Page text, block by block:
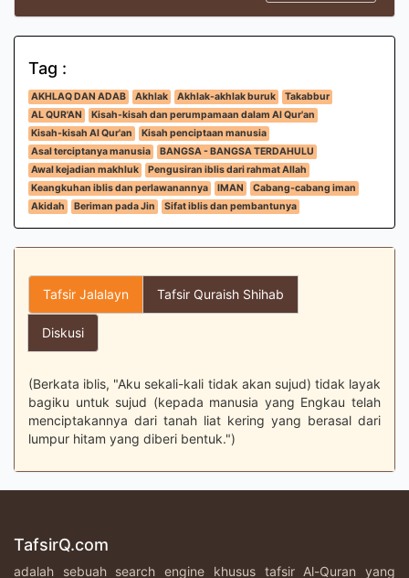
Tag :
AKHLAQ DAN ADAB Akhlak Akhlak-akhlak buruk
Takabbur
AL QUR'AN
Kisah-kisah dan perumpamaan dalam Al Qur'an
Kisah-kisah Al Qur'an
Kisah penciptaan manusia
Asal terciptanya manusia
BANGSA - BANGSA TERDAHULU
Awal kejadian makhluk
Pengusiran iblis dari rahmat Allah
Keangkuhan iblis dan perlawanannya
IMAN
Cabang-cabang iman
Akidah
Beriman pada Jin Sifat iblis dan pembantunya
Tafsir Jalalayn Tafsir Quraish Shihab
Diskusi
(Berkata iblis, "Aku sekali-kali tidak akan sujud) tidak layak
bagiku untuk sujud (kepada manusia yang Engkau telah
menciptakannya dari tanah liat kering yang berasal dari
lumpur hitam yang diberi bentuk.")
TafsirQ.com
adalah sebuah search engine khusus tafsir Al-Quran yang